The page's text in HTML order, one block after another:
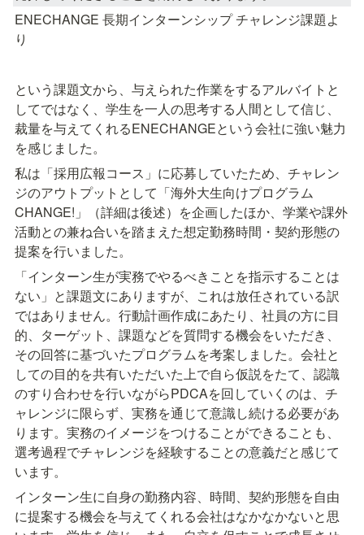
ENECHANGE 長期インターンシップ チャレンジ課題よ
り
という課題文から、与えられた作業をするアルバイトと
してではなく、学生を一人の思考する人間として信じ、
裁量を与えてくれるENECHANGEという会社に強い魅力
を感じました。
私は「採用広報コース」に応募していたため、チャレン
ジのアウトプットとして「海外大生向けプログラム
CHANGE!」（詳細は後述）を企画したほか、学業や課外
活動との兼ね合いを踏まえた想定勤務時間・契約形態の
提案を行いました。
「インターン生が実務でやるべきことを指示することは
ない」と課題文にありますが、これは放任されている訳
ではありません。行動計画作成にあたり、社員の方に目
的、ターゲット、課題などを質問する機会をいただき、
その回答に基づいたプログラムを考案しました。会社と
しての目的を共有いただいた上で自ら仮説をたて、認識
のすり合わせを行いながらPDCAを回していくのは、チ
ャレンジに限らず、実務を通じて意識し続ける必要があ
ります。実務のイメージをつけることができることも、
選考過程でチャレンジを経験することの意義だと感じて
います。
インターン生に自身の勤務内容、時間、契約形態を自由
に提案する機会を与えてくれる会社はなかなかないと思